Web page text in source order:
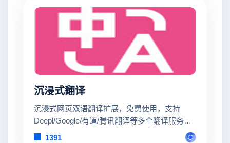
沉浸式翻译
沉浸式网页双语翻译扩展，免费使用，支持
Deepl/Google/有道/腾讯翻译等多个翻译服务，
支持 Firefox/Chrome/油猴脚本，亦可在 iOS
1391